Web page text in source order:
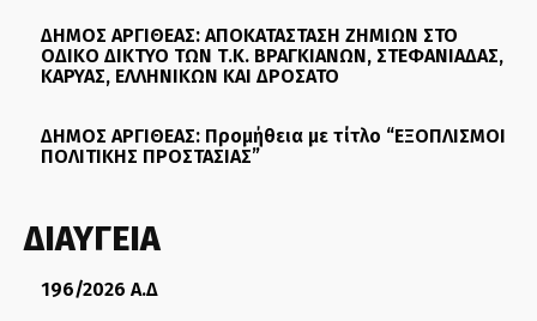
ΔΗΜΟΣ ΑΡΓΙΘΕΑΣ: ΑΠΟΚΑΤΑΣΤΑΣΗ ΖΗΜΙΩΝ ΣΤΟ
ΟΔΙΚΟ ΔΙΚΤΥΟ ΤΩΝ Τ.Κ. ΒΡΑΓΚΙΑΝΩΝ, ΣΤΕΦΑΝΙΑΔΑΣ,
ΚΑΡΥΑΣ, ΕΛΛΗΝΙΚΩΝ ΚΑΙ ΔΡΟΣΑΤΟ
ΔΗΜΟΣ ΑΡΓΙΘΕΑΣ: Προμήθεια με τίτλο “ΕΞΟΠΛΙΣΜΟΙ
ΠΟΛΙΤΙΚΗΣ ΠΡΟΣΤΑΣΙΑΣ”
ΔΙΑΥΓΕΙΑ
196/2026 Α.Δ